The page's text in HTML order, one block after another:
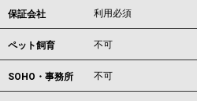
保証会社 利用必須
ペット飼育 不可
SOHO・事務所 不可